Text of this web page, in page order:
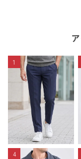
1
4